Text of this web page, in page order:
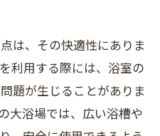
は、その快適性にありま
利用する際には、浴室の
題が生じることがありま
大浴場では、広い浴槽や